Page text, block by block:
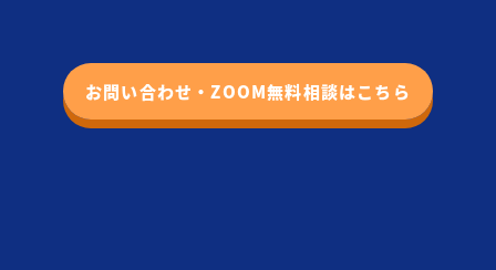
お問い合わせ・ZOOM無料相談はこちら